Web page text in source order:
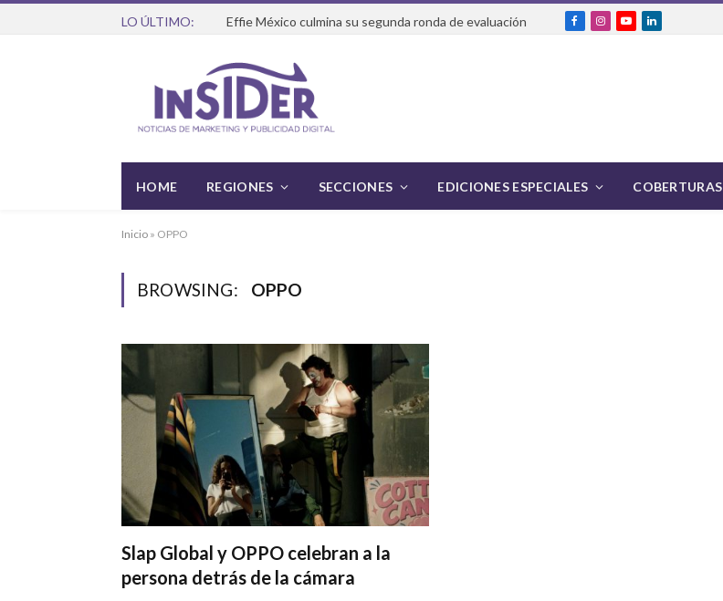
LO ÚLTIMO: Effie México culmina su segunda ronda de evaluación
FacebookInstagram
YouTubeLinkedIn
HOME REGIONES SECCIONES EDICIONES ESPECIALES COBERTURAS
Inicio » OPPO
BROWSING: OPPO
Slap Global y OPPO celebran a la
persona detrás de la cámara